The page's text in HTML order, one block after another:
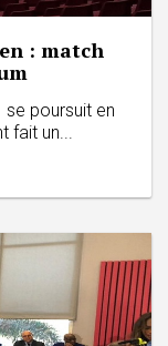
: match
se poursuit en
fait un...